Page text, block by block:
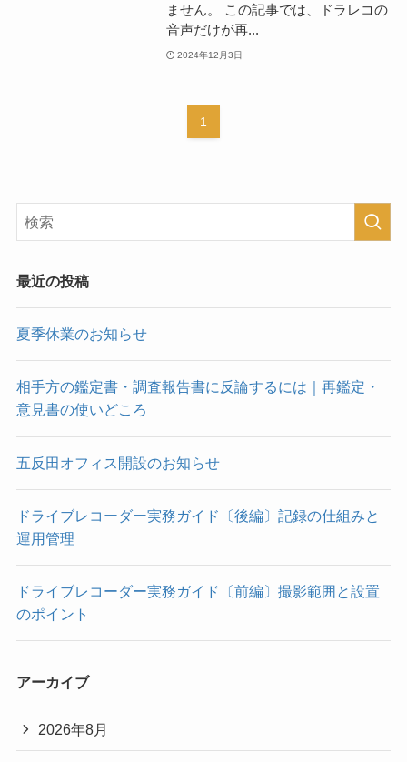
ません。 この記事では、ドラレコの
音声だけが再...
2024年12月3日
1
最近の投稿
夏季休業のお知らせ
相手方の鑑定書・調査報告書に反論するには｜再鑑定・
意見書の使いどころ
五反田オフィス開設のお知らせ
ドライブレコーダー実務ガイド〔後編〕記録の仕組みと
運用管理
ドライブレコーダー実務ガイド〔前編〕撮影範囲と設置
のポイント
アーカイブ
2026年8月